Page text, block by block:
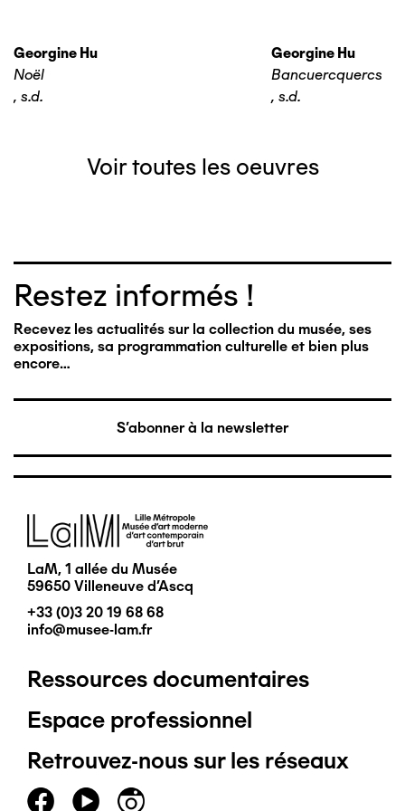
Georgine Hu
Noël
, s.d.
Georgine Hu
Bancuercquercs
, s.d.
Voir toutes les oeuvres
Restez informés !
Recevez les actualités sur la collection du musée, ses
expositions, sa programmation culturelle et bien plus
encore…
S'abonner à la newsletter
Image
LaM, 1 allée du Musée
59650 Villeneuve d'Ascq
+33 (0)3 20 19 68 68
info@musee-lam.fr
Pied
de
page
Ressources documentaires
Espace professionnel
Retrouvez-nous sur les réseaux